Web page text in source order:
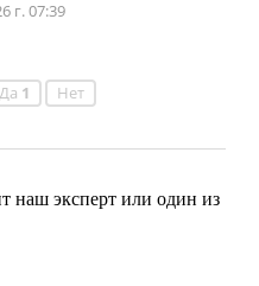
г. 07:39
Да 1 Нет
наш эксперт или один из